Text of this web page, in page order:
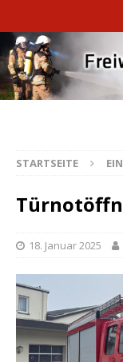
STARTSEITE
18. Januar 2025